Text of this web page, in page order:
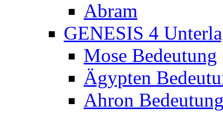
Abram
GENESIS 4
Mose Bedeutung
Ägypten
Ahron